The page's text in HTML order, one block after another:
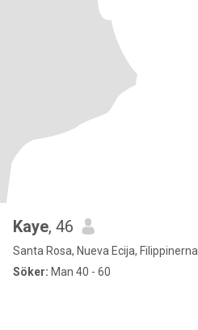
Kaye, 46
Santa Rosa, Nueva Ecija, Filippinerna
Söker: Man 40 - 60